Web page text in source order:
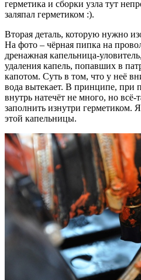
герметика и сборки узла тут
заляпал герметиком :).
Вторая деталь, которую нужно
На фото – чёрная пипка на
дренажная капельница-
удаления капель, попавших в
капотом. Суть в том, что у неё
вода вытекает. В принципе, при
внутрь натечёт не много, но
заполнить изнутри
этой капельницы.